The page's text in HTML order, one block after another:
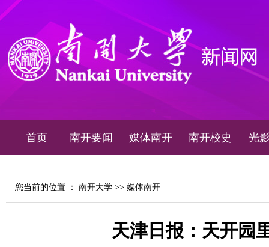
首页 南开要闻 媒体南开 南开校史 光
您当前的位置 ： 南开大学 >> 媒体南开
天津日报：天开园